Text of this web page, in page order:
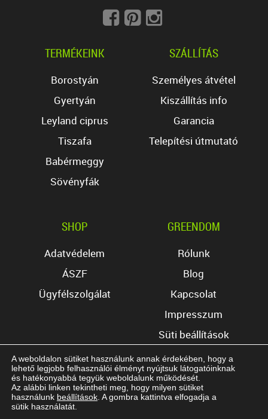
TERMÉKEINK
Borostyán
Gyertyán
Leyland ciprus
Tiszafa
Babérmeggy
Sövényfák
SZÁLLÍTÁS
Személyes átvétel
Kiszállítás info
Garancia
Telepítési útmutató
SHOP
Adatvédelem
ÁSZF
Ügyfélszolgálat
GREENDOM
Rólunk
Blog
Kapcsolat
Impresszum
Süti beállítások
Copyright © 2017 Greendom Kft. Minden jog
A weboldalon sütiket használunk annak érdekében, hogy a
lehető legjobb felhasználói élményt nyújtsuk látogatóinknak
és hatékonyabbá tegyük weboldalunk működését.
Az alábbi linken tekintheti meg, hogy milyen sütiket
használunk beállítások . A gombra kattintva elfogadja a
sütik használatát.